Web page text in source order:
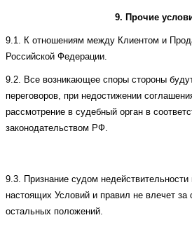
9. Прочие
9.1. К отношениям между Клиентом и
Российской Федерации.
9.2. Все возникающее споры стороны
переговоров, при недостижении
рассмотрение в судебный орган в
законодательством РФ.
9.3. Признание судом недействительности
настоящих Условий и правил не влечет за
остальных положений.